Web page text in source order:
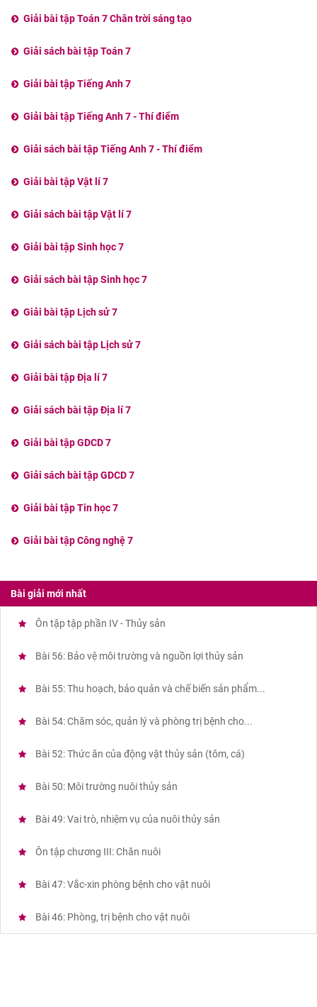
Giải bài tập Toán 7 Chân trời sáng tạo
Giải sách bài tập Toán 7
Giải bài tập Tiếng Anh 7
Giải bài tập Tiếng Anh 7 - Thí điểm
Giải sách bài tập Tiếng Anh 7 - Thí điểm
Giải bài tập Vật lí 7
Giải sách bài tập Vật lí 7
Giải bài tập Sinh học 7
Giải sách bài tập Sinh học 7
Giải bài tập Lịch sử 7
Giải sách bài tập Lịch sử 7
Giải bài tập Địa lí 7
Giải sách bài tập Địa lí 7
Giải bài tập GDCD 7
Giải sách bài tập GDCD 7
Giải bài tập Tin học 7
Giải bài tập Công nghệ 7
Bài giải mới nhất
Ôn tập tập phần IV - Thủy sản
Bài 56: Bảo vệ môi trường và nguồn lợi thủy sản
Bài 55: Thu hoạch, bảo quản và chế biến sản phẩm...
Bài 54: Chăm sóc, quản lý và phòng trị bệnh cho...
Bài 52: Thức ăn của động vật thủy sản (tôm, cá)
Bài 50: Môi trường nuôi thủy sản
Bài 49: Vai trò, nhiệm vụ của nuôi thủy sản
Ôn tập chương III: Chăn nuôi
Bài 47: Vắc-xin phòng bệnh cho vật nuôi
Bài 46: Phòng, trị bệnh cho vật nuôi